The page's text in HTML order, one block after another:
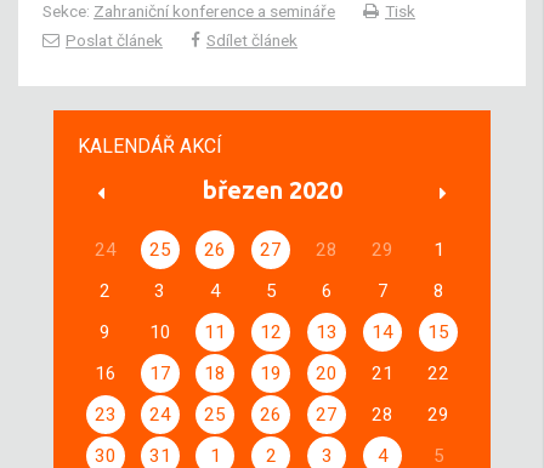
Sekce: Zahraniční konference a semináře
Tisk
Poslat článek
Sdílet článek
KALENDÁŘ AKCÍ
březen 2020
24 25 26 27 28 29
1
2
3 4 5 6 7
8
9
10 11 12 13 14
15
16
17 18 19 20 21
22
23
24 25 26 27 28
29
30
31 1 2 3 4 5